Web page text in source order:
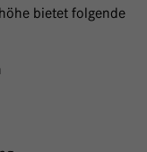
bietet folgende